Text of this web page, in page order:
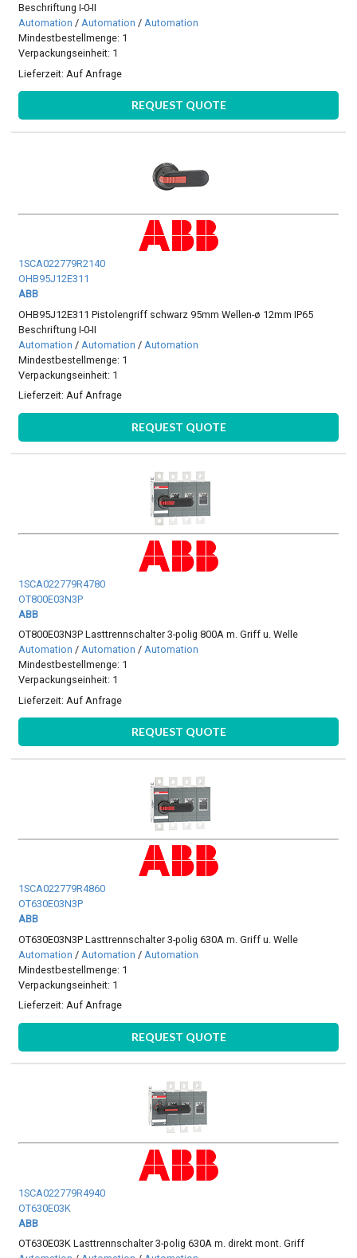
Beschriftung I-0-II
Automation /Automation /Automation
Mindestbestellmenge: 1
Verpackungseinheit: 1
Lieferzeit: Auf Anfrage
REQUEST QUOTE
1SCA022779R2140
OHB95J12E311
ABB
OHB95J12E311 Pistolengriff schwarz 95mm Wellen-ø 12mm IP65
Beschriftung I-0-II
Automation / Automation / Automation
Mindestbestellmenge: 1
Verpackungseinheit: 1
Lieferzeit:Auf Anfrage
REQUEST QUOTE
1SCA022779R4780
OT800E03N3P
ABB
OT800E03N3P Lasttrennschalter 3-polig 800A m. Griff u. Welle
Automation /Automation /Automation
Mindestbestellmenge: 1
Verpackungseinheit: 1
Lieferzeit: Auf Anfrage
REQUEST QUOTE
1SCA022779R4860
OT630E03N3P
ABB
OT630E03N3P Lasttrennschalter 3-polig 630A m. Griff u. Welle
Automation / Automation / Automation
Mindestbestellmenge: 1
Verpackungseinheit: 1
Lieferzeit: Auf Anfrage
REQUEST QUOTE
1SCA022779R4940
OT630E03K
ABB
OT630E03K Lasttrennschalter 3-polig 630A m. direkt mont. Griff